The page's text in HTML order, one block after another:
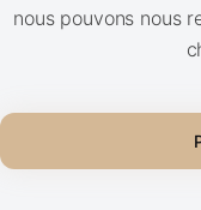
nous pouvons nous